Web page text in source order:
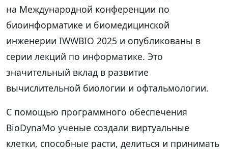
на Международной конференции по
биоинформатике и биомедицинской
инженерии IWWBIO 2025 и опубликованы в
серии лекций по информатике. Это
значительный вклад в развитие
вычислительной биологии и офтальмологии.
С помощью программного обеспечения
BioDynaMo ученые создали виртуальные
клетки, способные расти, делиться и принимать